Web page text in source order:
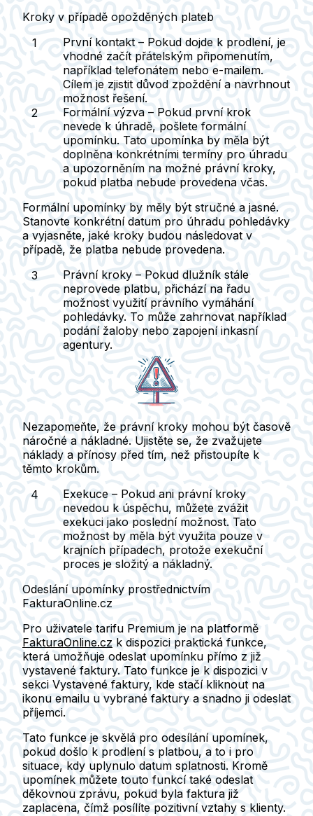
Kroky v případě opožděných plateb
První kontakt– Pokud dojde k prodlení, je
vhodné začít přátelským připomenutím,
například telefonátem nebo e-mailem.
Cílem je zjistit důvod zpoždění a navrhnout
možnost řešení.
Formální výzva – Pokud první krok
nevede k úhradě, pošleteformální
upomínku. Tato upomínka by měla být
doplněna konkrétními termíny pro úhradu
a upozorněním na možné právní kroky,
pokud platba nebude provedena včas.
Formální upomínky by měly být stručné a jasné.
Stanovte konkrétní datum pro úhradu pohledávky
a vyjasněte, jaké kroky budou následovat v
případě, že platba nebude provedena.
Právní kroky – Pokud dlužník stále
neprovede platbu, přichází na řadu
možnost využití právního vymáhání
pohledávky. To může zahrnovat například
podání žaloby nebo zapojení inkasní
agentury.
Nezapomeňte, že právní kroky mohou být časově
náročné a nákladné. Ujistěte se, že zvažujete
náklady a přínosy před tím, než přistoupíte k
těmto krokům.
Exekuce – Pokud ani právní kroky
nevedou k úspěchu, můžete zvážit
exekuci jako poslední možnost. Tato
možnost by měla být využita pouze v
krajních případech, protože exekuční
proces je složitý a nákladný.
Odeslání upomínky prostřednictvím
FakturaOnline.cz
Pro uživatele tarifu Premium je na platformě
FakturaOnline.cz k dispozici praktická funkce,
která umožňuje odeslat upomínku přímo z již
vystavené faktury. Tato funkce je k dispozici v
sekci Vystavené faktury, kde stačí kliknout na
ikonu emailu u vybrané faktury a snadno ji odeslat
příjemci.
Tato funkce je skvělá pro odesílání upomínek,
pokud došlo k prodlení s platbou, a to i pro
situace, kdy uplynulo datum splatnosti. Kromě
upomínek můžete touto funkcí také odeslat
děkovnou zprávu, pokud byla faktura již
zaplacena, čímž posílíte pozitivní vztahy s klienty.